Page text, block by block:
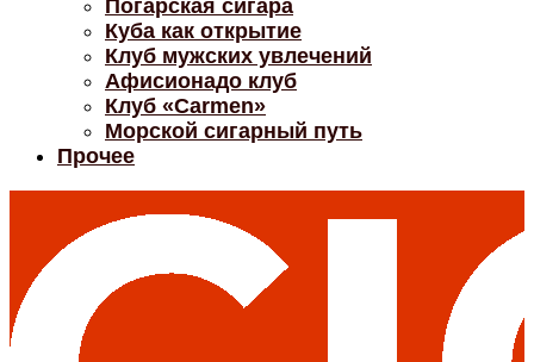
Погарская сигара
Куба как открытие
Клуб мужских увлечений
Афисионадо клуб
Клуб «Carmen»
Морской сигарный путь
Прочее